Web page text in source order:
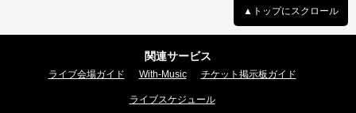
▲トップにスクロール
関連サービス
ライブ会場ガイド With-Music チケット掲示板ガイド
ライブスケジュール